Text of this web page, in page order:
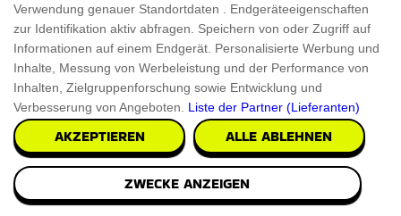
Verwendung genauer Standortdaten . Endgeräteeigenschaften
zur Identifikation aktiv abfragen. Speichern von oder Zugriff auf
Informationen auf einem Endgerät. Personalisierte Werbung und
Inhalte, Messung von Werbeleistung und der Performance von
Inhalten, Zielgruppenforschung sowie Entwicklung und
Verbesserung von Angeboten. Liste der Partner (Lieferanten)
AKZEPTIEREN ALLE ABLEHNEN
ZWECKE ANZEIGEN